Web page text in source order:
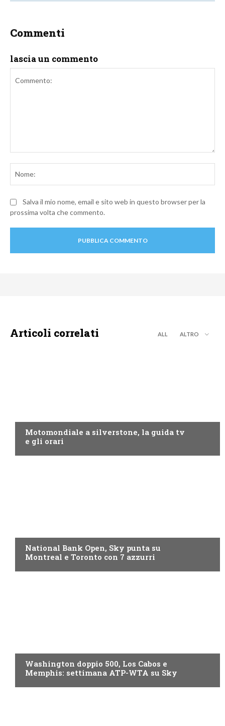
Commenti
lascia un commento
Salva il mio nome, email e sito web in questo browser per la
prossima volta che commento.
Articoli correlati ALL ALTRO
Motomondiale a silverstone, la guida tv
e gli orari
National Bank Open, Sky punta su
Montreal e Toronto con 7 azzurri
Washington doppio 500, Los Cabos e
Memphis: settimana ATP-WTA su Sky